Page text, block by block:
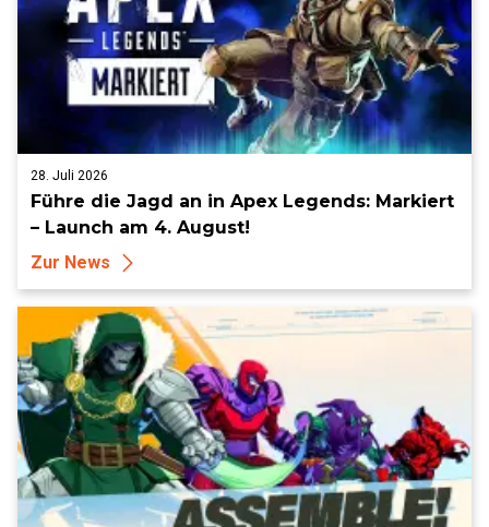
28. Juli 2026
Führe die Jagd an in Apex Legends: Markiert
– Launch am 4. August!
Zur News